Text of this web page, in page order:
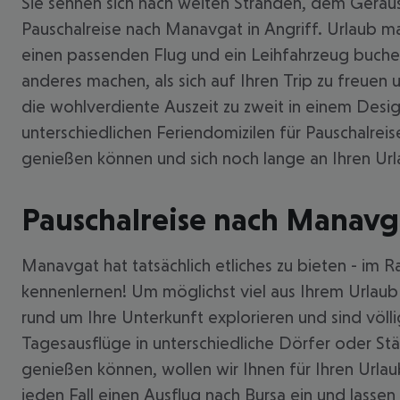
Pauschalreise nach Manavgat in Angriff. Urlaub
einen passenden Flug und ein Leihfahrzeug
anderes machen, als sich auf Ihren Trip zu
die wohlverdiente Auszeit zu zweit in einem
unterschiedlichen Feriendomizilen für
genießen können und sich noch lange an Ihren
Pauschalreise nach
Manavgat hat tatsächlich etliches zu bieten - im
kennenlernen! Um möglichst viel aus Ihrem
rund um Ihre Unterkunft explorieren und sind
Tagesausflüge in unterschiedliche Dörfer oder
genießen können, wollen wir Ihnen für Ihren
jeden Fall einen Ausflug nach Bursa ein und